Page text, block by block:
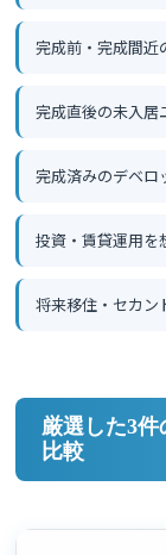
完成前・完成間近
完成直後の未入居
完成済みのデベロ
投資・賃貸運用を
将来移住・セカン
厳選した3件
比較